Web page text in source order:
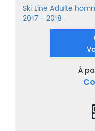
Ski Line Adulte
2017 - 2018
À